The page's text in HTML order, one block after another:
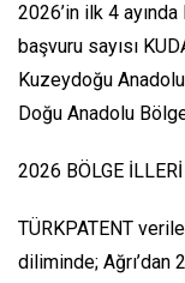
2026’in ilk 4
başvuru sayısı
Kuzeydoğu
Doğu Anadolu
2026 BÖLGE
TÜRKPATENT
diliminde; Ağrı’dan